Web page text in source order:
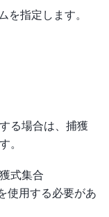
指定します。
る場合は、捕獲
。
式集合
使用する必要があ